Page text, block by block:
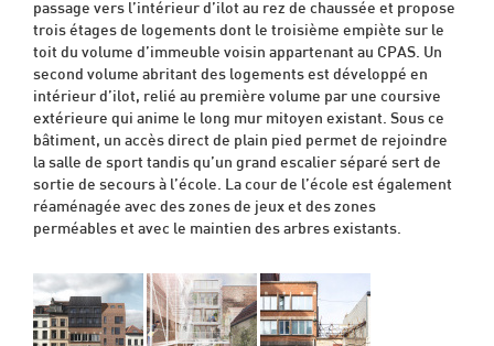
passage vers l’intérieur d’ilot au rez de chaussée et propose
trois étages de logements dont le troisième empiète sur le
toit du volume d’immeuble voisin appartenant au CPAS. Un
second volume abritant des logements est développé en
intérieur d’ilot, relié au première volume par une coursive
extérieure qui anime le long mur mitoyen existant. Sous ce
bâtiment, un accès direct de plain pied permet de rejoindre
la salle de sport tandis qu’un grand escalier séparé sert de
sortie de secours à l’école. La cour de l’école est également
réaménagée avec des zones de jeux et des zones
perméables et avec le maintien des arbres existants.